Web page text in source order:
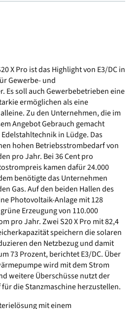
X Pro ist das Highlight von E3/DC in
Gewerbe- und
Es soll auch Gewerbebetrieben eine
ermöglichen als eine
Zu den Unternehmen, die im
Angebot Gebrauch gemacht
in Lüdge. Das
hohen Betriebsstrombedarf von
pro Jahr. Bei 36 Cent pro
kamen dafür 24.000
benötigte das Unternehmen
Gas. Auf den beiden Hallen des
Photovoltaik-Anlage mit 128
Erzeugung von 110.000
pro Jahr. Zwei S20 X Pro mit 82,4
speichern die solaren
den Netzbezug und damit
73 Prozent, berichtet E3/DC. Über
wird mit dem Strom
weitere Überschüsse nutzt der
die Stanzmaschine herzustellen.
mit einem